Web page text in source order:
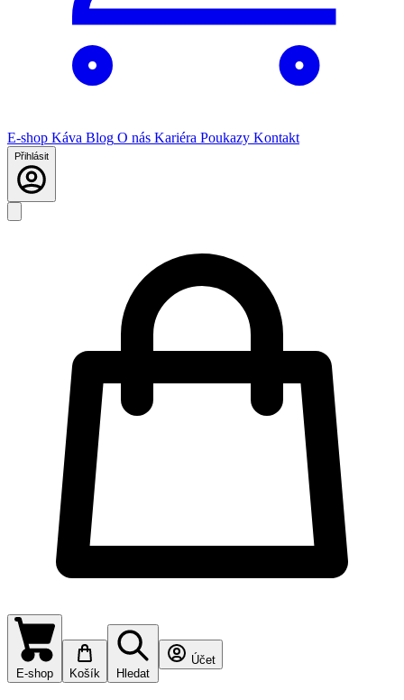
E-shop Káva Blog O nás Kariéra Poukazy Kontakt
Přihlásit
E-shop Košík Hledat
Účet